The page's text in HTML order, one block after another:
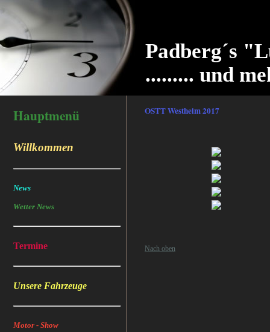
Padberg´s
......... und
Hauptmenü
Willkommen
News
Wetter News
Termine
Unsere Fahrzeuge
Motor - Show
OSTT Westheim 2017
Nach oben